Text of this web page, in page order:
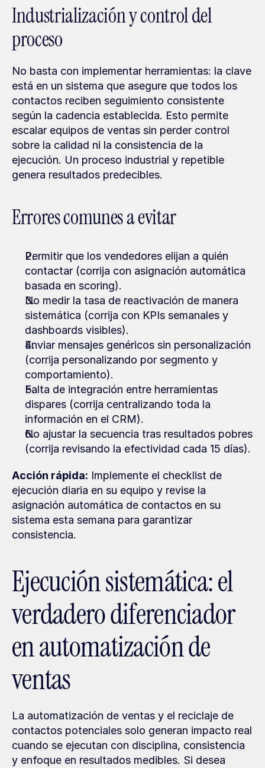
Industrialización y control del
proceso
No basta con implementar herramientas: la clave
está en un sistema que asegure que todos los
contactos reciben seguimiento consistente
según la cadencia establecida. Esto permite
escalar equipos de ventas sin perder control
sobre la calidad ni la consistencia de la
ejecución. Un proceso industrial y repetible
genera resultados predecibles.
Errores comunes a evitar
Permitir que los vendedores elijan a quién
contactar (corrija con asignación automática
basada en scoring).
No medir la tasa de reactivación de manera
sistemática (corrija con KPIs semanales y
dashboards visibles).
Enviar mensajes genéricos sin personalización
(corrija personalizando por segmento y
comportamiento).
Falta de integración entre herramientas
dispares (corrija centralizando toda la
información en el CRM).
No ajustar la secuencia tras resultados pobres
(corrija revisando la efectividad cada 15 días).
Acción rápida: Implemente el checklist de
ejecución diaria en su equipo y revise la
asignación automática de contactos en su
sistema esta semana para garantizar
consistencia.
Ejecución sistemática: el
verdadero diferenciador
en automatización de
ventas
La automatización de ventas y el reciclaje de
contactos potenciales solo generan impacto real
cuando se ejecutan con disciplina, consistencia
y enfoque en resultados medibles. Si desea